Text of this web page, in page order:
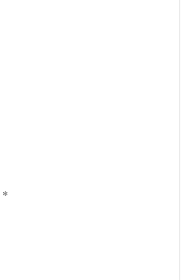
*